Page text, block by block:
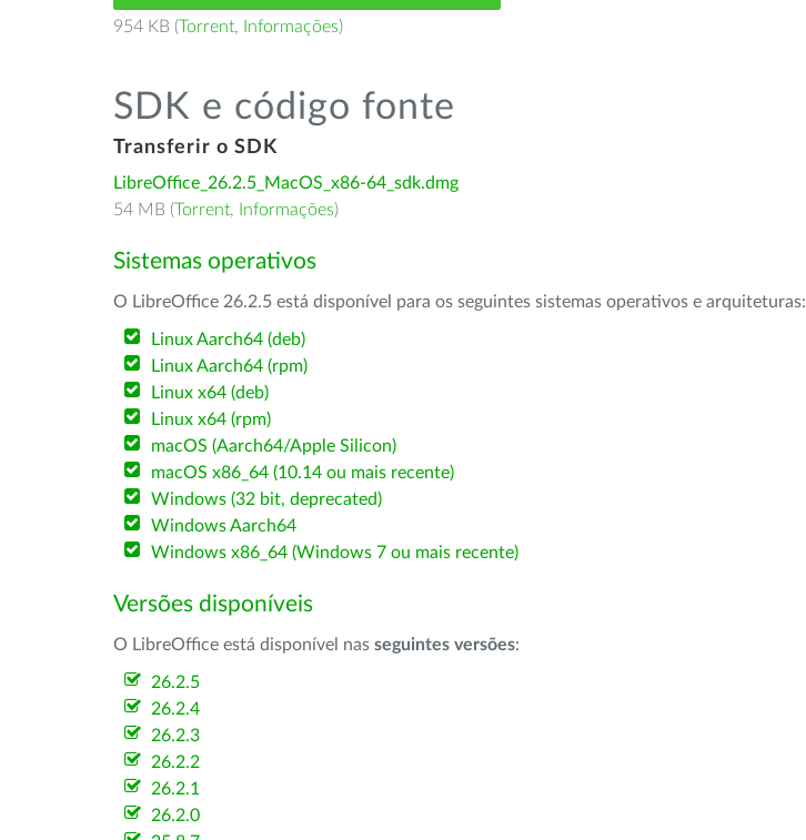
954 KB (Torrent, Informações)
SDK e código fonte
Transferir o SDK
LibreOffice_26.2.5_MacOS_x86-64_sdk.dmg
54 MB (Torrent, Informações)
Sistemas operativos
O LibreOffice 26.2.5 está disponível para os seguintes sistemas operativos e arquiteturas:
Linux Aarch64 (deb)
Linux Aarch64 (rpm)
Linux x64 (deb)
Linux x64 (rpm)
macOS (Aarch64/Apple Silicon)
macOS x86_64 (10.14 ou mais recente)
Windows (32 bit, deprecated)
Windows Aarch64
Windows x86_64 (Windows 7 ou mais recente)
Versões disponíveis
O LibreOffice está disponível nas seguintes versões:
26.2.5
26.2.4
26.2.3
26.2.2
26.2.1
26.2.0